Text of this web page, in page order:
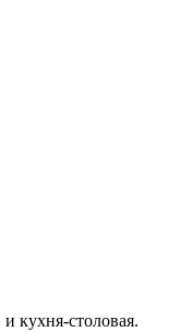
кухня-столовая.